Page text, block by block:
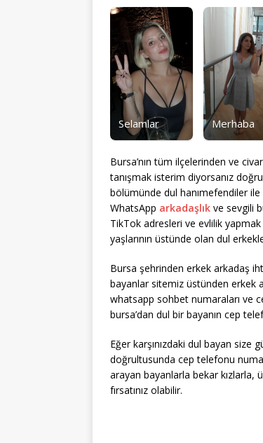
Selamlar Merhaba
Bursa’nın tüm ilçelerinden ve
tanışmak isterim diyorsanız
bölümünde dul hanımefendiler ile
WhatsApp arkadaşlık ve sevgili
TikTok adresleri ve evlilik yapmak
yaşlarının üstünde olan dul
Bursa şehrinden erkek arkadaş
bayanlar sitemiz üstünden erkek
whatsapp sohbet numaraları ve
bursa’dan dul bir bayanın cep
Eğer karşınızdaki dul bayan size
doğrultusunda cep telefonu
arayan bayanlarla bekar kızlarla,
fırsatınız olabilir.